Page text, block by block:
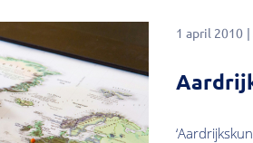
1 april 2010